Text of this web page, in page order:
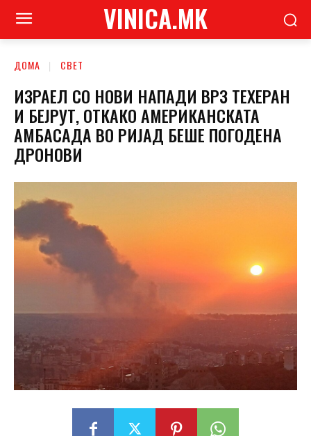
VINICA.MK
ДОМА СВЕТ
ИЗРАЕЛ СО НОВИ НАПАДИ ВРЗ ТЕХЕРАН
И БЕЈРУТ, ОТКАКО АМЕРИКАНСКАТА
АМБАСАДА ВО РИЈАД БЕШЕ ПОГОДЕНА
ДРОНОВИ